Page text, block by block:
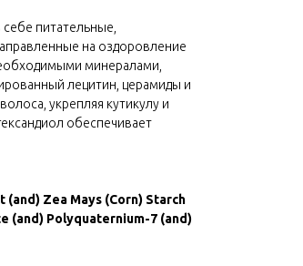
питательные,
на оздоровление
минералами,
лецитин, церамиды и
укрепляя кутикулу и
обеспечивает
Zea Mays (Corn) Starch
(and) Polyquaternium-7 (and)